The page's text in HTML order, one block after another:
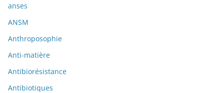
anses
ANSM
Anthroposophie
Anti-matière
Antibiorésistance
Antibiotiques